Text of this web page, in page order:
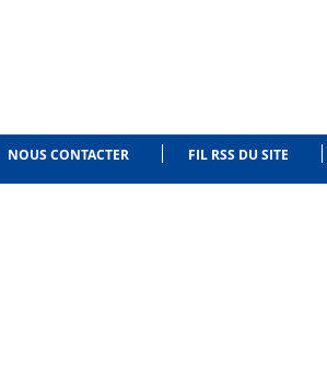
NOUS CONTACTER FIL RSS DU SITE